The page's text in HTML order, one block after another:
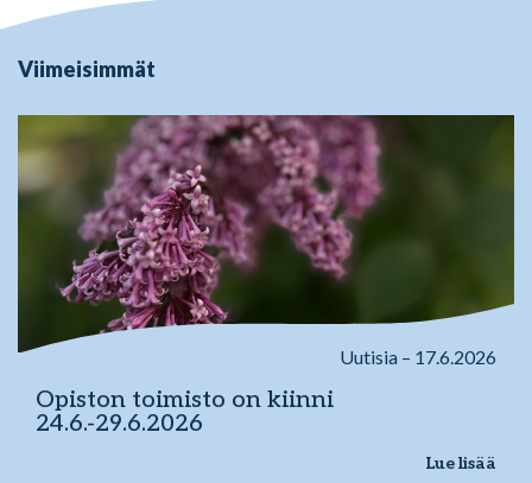
Viimeisimmät
Uutisia – 17.6.2026
Opiston toimisto on kiinni
24.6.-29.6.2026
Lue lisää